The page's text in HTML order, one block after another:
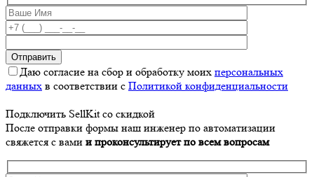
Даю согласие на сбор и обработку моих персональных
данных в соответствии с Политикой конфиденциальности
Подключить SellKit со скидкой
После отправки формы наш инженер по автоматизации
свяжется с вами и проконсультирует по всем вопросам